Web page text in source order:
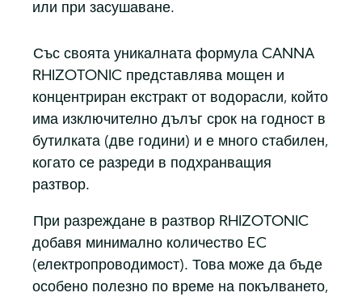
или при засушаване.
Със своята уникалната формула CANNA
RHIZOTONIC представлява мощен и
концентриран екстракт от водорасли, който
има изключително дълъг срок на годност в
бутилката (две години) и е много стабилен,
когато се разреди в подхранващия
разтвор.
При разреждане в разтвор RHIZOTONIC
добавя минимално количество EC
(електропроводимост). Това може да бъде
особено полезно по време на покълването,